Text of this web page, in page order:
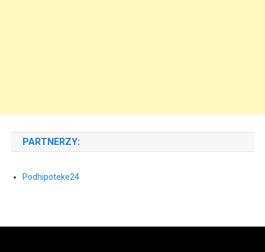
PARTNERZY:
Podhipoteke24